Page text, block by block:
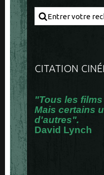
CITATION
"Tous les
Mais certains
d'autres".
David Lynch